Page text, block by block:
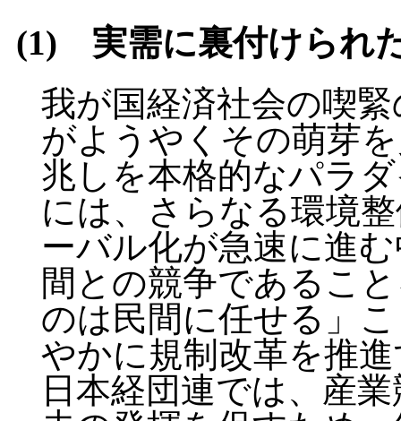
(1) 実需に裏付けられ
我が国経済社会の喫
がようやくその萌芽
兆しを本格的なパラ
には、さらなる環境
ーバル化が急速に進
間との競争であるこ
のは民間に任せる」
やかに規制改革を推
日本経団連では、産